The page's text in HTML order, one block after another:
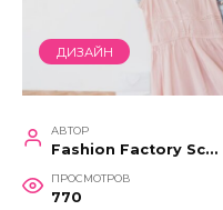
ДИЗАЙН
АВТОР
Fashion Factory School
ПРОСМОТРОВ
770